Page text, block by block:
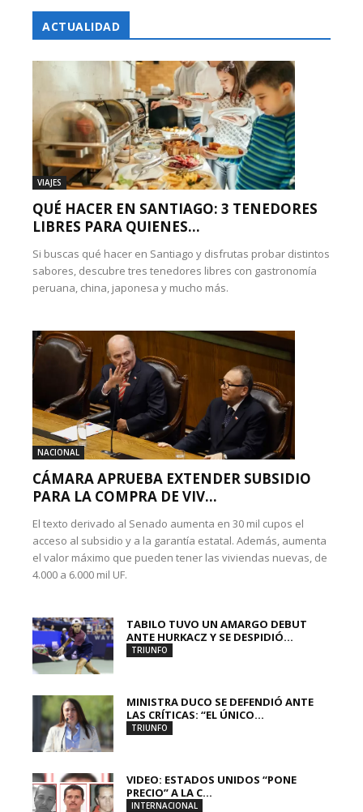
ACTUALIDAD
VIAJES
QUÉ HACER EN SANTIAGO: 3 TENEDORES
LIBRES PARA QUIENES...
Si buscas qué hacer en Santiago y disfrutas probar distintos
sabores, descubre tres tenedores libres con gastronomía
peruana, china, japonesa y mucho más.
NACIONAL
CÁMARA APRUEBA EXTENDER SUBSIDIO
PARA LA COMPRA DE VIV...
El texto derivado al Senado aumenta en 30 mil cupos el
acceso al subsidio y a la garantía estatal. Además, aumenta
el valor máximo que pueden tener las viviendas nuevas, de
4.000 a 6.000 mil UF.
TABILO TUVO UN AMARGO DEBUT
ANTE HURKACZ Y SE DESPIDIÓ...
TRIUNFO
MINISTRA DUCO SE DEFENDIÓ ANTE
LAS CRÍTICAS: “EL ÚNICO...
TRIUNFO
VIDEO: ESTADOS UNIDOS “PONE
PRECIO” A LA C...
INTERNACIONAL